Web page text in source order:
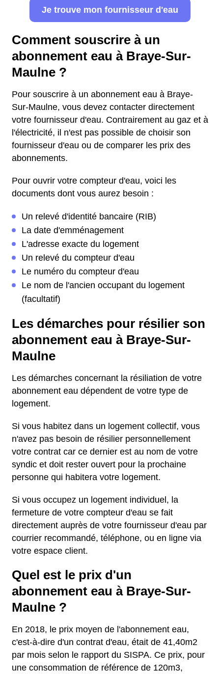
Je trouve mon fournisseur d'eau
Comment souscrire à un
abonnement eau à Braye-Sur-
Maulne ?
Pour souscrire à un abonnement eau à Braye-
Sur-Maulne, vous devez contacter directement
votre fournisseur d'eau. Contrairement au gaz et à
l'électricité, il n'est pas possible de choisir son
fournisseur d'eau ou de comparer les prix des
abonnements.
Pour ouvrir votre compteur d'eau, voici les
documents dont vous aurez besoin :
Un relevé d'identité bancaire (RIB)
La date d'emménagement
L'adresse exacte du logement
Un relevé du compteur d'eau
Le numéro du compteur d'eau
Le nom de l'ancien occupant du logement
(facultatif)
Les démarches pour résilier son
abonnement eau à Braye-Sur-
Maulne
Les démarches concernant la résiliation de votre
abonnement eau dépendent de votre type de
logement.
Si vous habitez dans un logement collectif, vous
n'avez pas besoin de résilier personnellement
votre contrat car ce dernier est au nom de votre
syndic et doit rester ouvert pour la prochaine
personne qui habitera votre logement.
Si vous occupez un logement individuel, la
fermeture de votre compteur d'eau se fait
directement auprès de votre fournisseur d'eau par
courrier recommandé, téléphone, ou en ligne via
votre espace client.
Quel est le prix d'un
abonnement eau à Braye-Sur-
Maulne ?
En 2018, le prix moyen de l'abonnement eau,
c'est-à-dire d'un contrat d'eau, était de 41,40m2
par mois selon le rapport du SISPA. Ce prix, pour
une consommation de référence de 120m3,